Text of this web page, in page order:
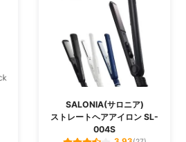
SALONIA(サロニア)
ストレートヘアアイロン SL-
004S